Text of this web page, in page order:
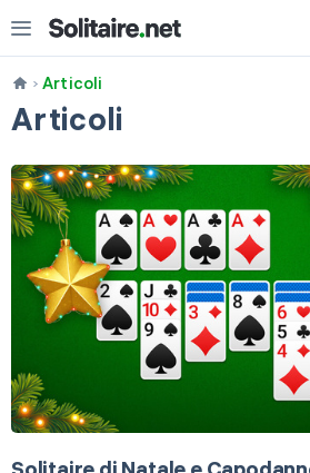
Pesca 1
Pesca 3
Articoli
Articoli